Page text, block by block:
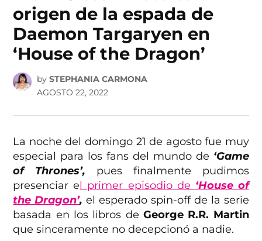
origen de la espada de
Daemon Targaryen en
‘House of the Dragon’
by STEPHANIA CARMONA
AGOSTO 22, 2022
La noche del domingo 21 de agosto fue muy
especial para los fans del mundo de ‘Game
of Thrones’, pues finalmente pudimos
presenciar el primer episodio de ‘House of
the Dragon’, el esperado spin-off de la serie
basada en los libros de George R.R. Martin
que sinceramente no decepcionó a nadie.